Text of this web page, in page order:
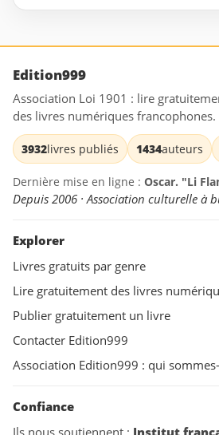
Edition999
Association Loi 1901 : lire
des livres numériques francophones.
3932livres publiés 1434auteurs
Dernière mise en ligne : Oscar. "Li
Depuis 2006 · Association culturelle à
Explorer
Livres gratuits par genre
Lire gratuitement des livres
Publier gratuitement un livre
Contacter Edition999
Association Edition999 : qui
Confiance
Ils nous soutiennent : Institut